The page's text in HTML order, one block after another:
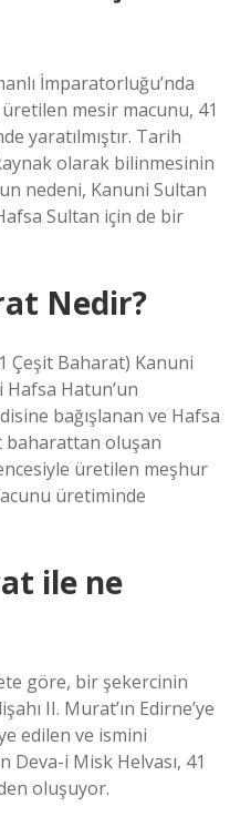
İmparatorluğu’nda
mesir macunu, 41
yaratılmıştır. Tarih
olarak bilinmesinin
nedeni, Kanuni Sultan
Sultan için de bir
Nedir?
Çeşit Baharat) Kanuni
Hafsa Hatun’un
bağışlanan ve Hafsa
baharattan oluşan
üretilen meşhur
üretiminde
ile ne
göre, bir şekercinin
II. Murat’ın Edirne’ye
edilen ve ismini
Deva-i Misk Helvası, 41
oluşuyor.